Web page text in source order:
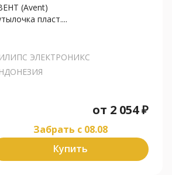
(Avent)
пласт....
ЭЛЕКТРОНИКС
от 2 054₽
Забрать c 08.08
Купить